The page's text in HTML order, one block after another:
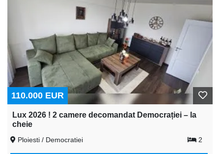
110.000 EUR
Lux 2026 ! 2 camere decomandat Democrației – la
cheie
Ploiesti / Democratiei 2